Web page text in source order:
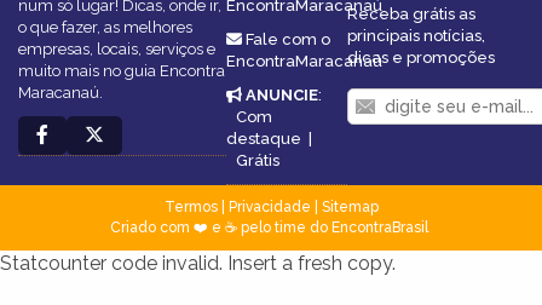
num só lugar! Dicas, onde ir,
o que fazer, as melhores
empresas, locais, serviços e
muito mais no guia Encontra
Maracanaú.
EncontraMaracanaú
Fale com o
EncontraMaracanaú
ANUNCIE:
Com
destaque |
Grátis
Receba grátis as
principais notícias,
dicas e promoções
Termos| Privacidade
Sitemap
Criado com ❤️ e ☕ pelo time do EncontraBrasil
Statcounter code invalid. Insert a fresh copy.